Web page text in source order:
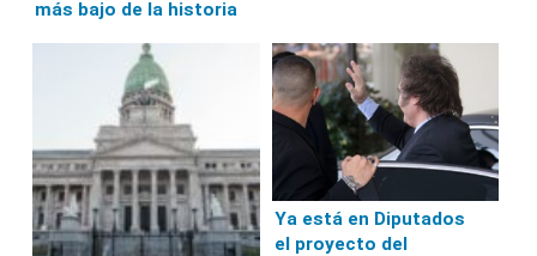
más bajo de la historia
Ya está en Diputados
el proyecto del